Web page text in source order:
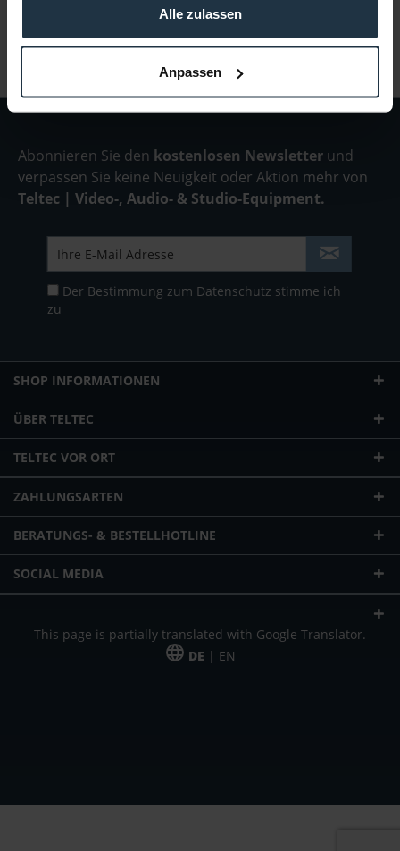
Alle zulassen
Anpassen
Abonnieren Sie den kostenlosen Newsletter und
verpassen Sie keine Neuigkeit oder Aktion mehr von
Teltec | Video-, Audio- & Studio-Equipment.
Der Bestimmung zum Datenschutz stimme ich
zu
SHOP INFORMATIONEN
ÜBER TELTEC
TELTEC VOR ORT
ZAHLUNGSARTEN
BERATUNGS- & BESTELLHOTLINE
SOCIAL MEDIA
This page is partially translated with Google Translator.
DE | EN